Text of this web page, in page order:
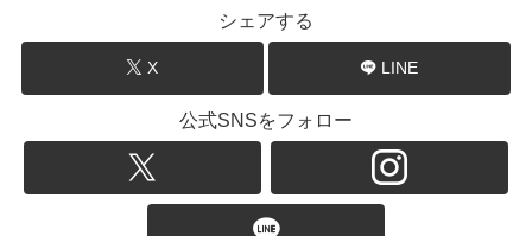
シェアする
X LINE
公式SNSをフォロー